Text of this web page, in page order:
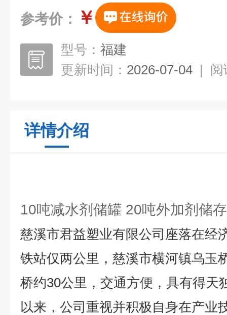
参考价： ￥
型号： 福建
更新时间： 2026-07-04 | 阅
详情介绍
10吨减水剂储罐 20吨外加剂储
慈溪市君益塑业有限公司座落在经
铁站仅两公里，慈溪市横河镇乌玉
桥约30公里，交通方便，具有得天
以来，公司重视并积极自身在产业